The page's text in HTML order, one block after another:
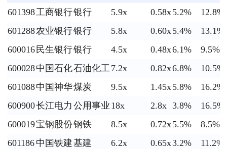
601398工商银行银行 5.9x 0.58x5.2%
12.8%
601288农业银行银行 5.8x 0.60x5.4%
13.1%
600016 民生银行银行 4.5x 0.48x6.1%
9.5%
600028中国石化石油化工 7.2x 0.82x6.8%
10.5%
601088中国神华煤炭 9.5x 1.45x5.8%
16.2%
600900长江电力 公用事业 18x 2.8x 3.8%
16.5%
600019宝钢股份钢铁 8.5x 0.72x5.5%
8.5%
601186 中国铁建基建 6.2x 0.65x3.2%
11.2%